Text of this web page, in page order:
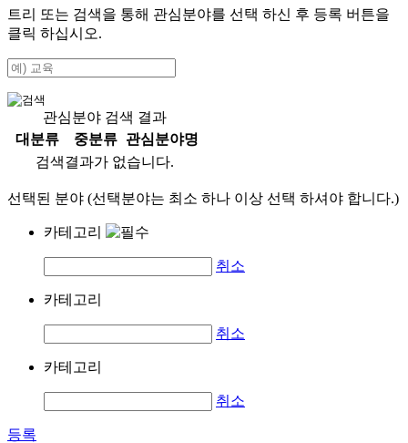
트리 또는 검색을 통해 관심분야를 선택 하신 후 등록 버튼을
클릭 하십시오.
관심분야 검색 결과
대분류
중분류
관심분야명
검색결과가 없습니다.
선택된 분야 (선택분야는 최소 하나 이상 선택 하셔야 합니다.)
카테고리
취소
카테고리
취소
카테고리
취소
등록